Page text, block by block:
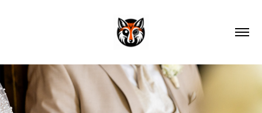
T & A - A Love Story
2026